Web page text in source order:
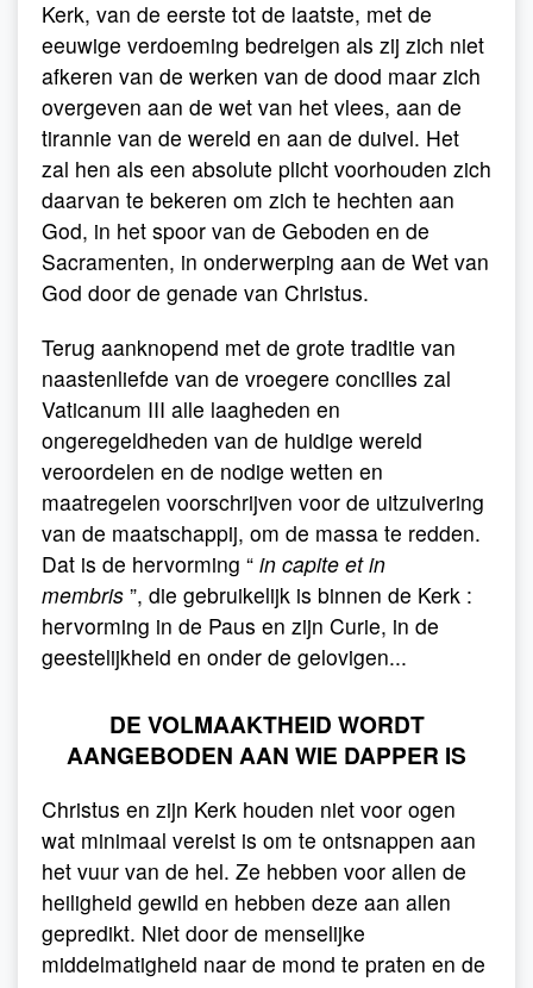
Kerk, van de eerste tot de laatste, met de
eeuwige verdoeming bedreigen als zij zich niet
afkeren van de werken van de dood maar zich
overgeven aan de wet van het vlees, aan de
tirannie van de wereld en aan de duivel. Het
zal hen als een absolute plicht voorhouden zich
daarvan te bekeren om zich te hechten aan
God, in het spoor van de Geboden en de
Sacramenten, in onderwerping aan de Wet van
God door de genade van Christus.
Terug aanknopend met de grote traditie van
naastenliefde van de vroegere concilies zal
Vaticanum III alle laagheden en
ongeregeldheden van de huidige wereld
veroordelen en de nodige wetten en
maatregelen voorschrijven voor de uitzuivering
van de maatschappij, om de massa te redden.
Dat is de hervorming “ in capite et in
membris ”, die gebruikelijk is binnen de Kerk :
hervorming in de Paus en zijn Curie, in de
geestelijkheid en onder de gelovigen...
DE VOLMAAKTHEID WORDT
AANGEBODEN AAN WIE DAPPER IS
Christus en zijn Kerk houden niet voor ogen
wat minimaal vereist is om te ontsnappen aan
het vuur van de hel. Ze hebben voor allen de
heiligheid gewild en hebben deze aan allen
gepredikt. Niet door de menselijke
middelmatigheid naar de mond te praten en de